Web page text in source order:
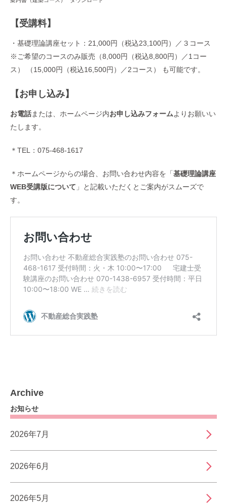
【受講料】
・基礎理論講座セット：21,000円（税込23,100円）／３コース
※ご希望のコースのみ販売（8,000円（税込8,800円）／1コー
ス） （15,000円（税込16,500円）／2コース） も可能です。
【お申し込み】
お電話または、ホームページ内お申し込みフォームよりお願いい
たします。
＊TEL：075-468-1617
＊ホームページからの場合、お問い合わせ内容を「 基礎理論講座
WEB受講版について 」と記載いただくとご案内がスムーズで
す。
Archive
お知らせ
2026年7月
2026年6月
2026年5月